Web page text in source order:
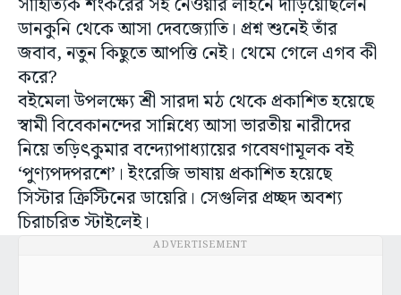
ডানকুনি থেকে আসা দেবজ্যোতি। প্রশ্ন শুনেই তাঁর
জবাব, নতুন কিছুতে আপত্তি নেই। থেমে গেলে এগব কী
করে?
বইমেলা উপলক্ষ্যে শ্রী সারদা মঠ থেকে প্রকাশিত হয়েছে
স্বামী বিবেকানন্দের সান্নিধ্যে আসা ভারতীয় নারীদের
নিয়ে তড়িৎকুমার বন্দ্যোপাধ্যায়ের গবেষণামূলক বই
‘পুণ্যপদপরশে’। ইংরেজি ভাষায় প্রকাশিত হয়েছে
সিস্টার ক্রিস্টিনের ডায়েরি। সেগুলির প্রচ্ছদ অবশ্য
চিরাচরিত স্টাইলেই।
ADVERTISEMENT